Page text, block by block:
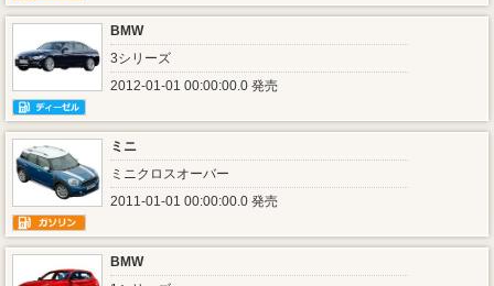
BMW
3シリーズ
2012-01-01 00:00:00.0 発売
ミニ
ミニクロスオーバー
2011-01-01 00:00:00.0 発売
BMW